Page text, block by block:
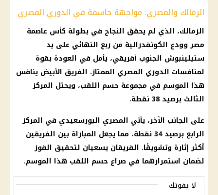
الزمالك والمصري: مواجهة حاسمة في الدوري المصري
الزمالك، الذي لم يحقق النجاح في بطولة كأس عاصمة
مصر وودع الكونفدرالية من ربع النهائي على يد
ستيلينبوش الجنوب أفريقي، يأمل في العودة بقوة
لمنافسات الدوري المصري الممتاز. الفريق الأبيض ينافس
هذا الموسم في مجموعة حسم اللقب، ويحتل المركز
الثالث برصيد 38 نقطة.
على الجانب الآخر، يأتي المصري البورسعيدي في المركز
الرابع برصيد 34 نقطة، مما يجعل المباراة بين الفريقين
أكثر إثارة وتشويقًا. الفريقان يسعيان لتحقيق الفوز
لضمان استمرارهما في صراع حسم اللقب هذا الموسم.
لا يفوتك